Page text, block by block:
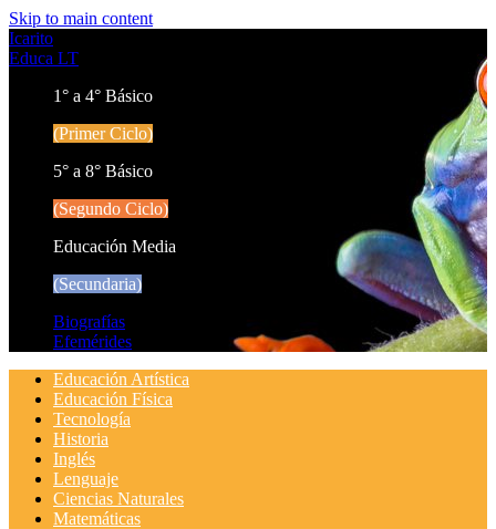
Skip to main content
Icarito
Educa LT
1° a 4° Básico
(Primer Ciclo)
5° a 8° Básico
(Segundo Ciclo)
Educación Media
(Secundaria)
Biografías
Efemérides
Educación Artística
Educación Física
Tecnología
Historia
Inglés
Lenguaje
Ciencias Naturales
Matemáticas